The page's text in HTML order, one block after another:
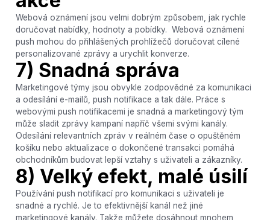
Webová oznámení jsou velmi dobrým způsobem, jak rychle
doručovat nabídky, hodnoty a pobídky. Webová oznámení
push mohou do přihlášených prohlížečů doručovat cílené
personalizované zprávy a urychlit konverze.
7) Snadná správa
Marketingové týmy jsou obvykle zodpovědné za komunikaci
a odesílání e-mailů, push notifikace a tak dále. Práce s
webovými push notifikacemi je snadná a marketingový tým
může sladit zprávy kampaní napříč všemi svými kanály.
Odesílání relevantních zpráv v reálném čase o opuštěném
košíku nebo aktualizace o dokončené transakci pomáhá
obchodníkům budovat lepší vztahy s uživateli a zákazníky.
8) Velký efekt, malé úsilí
Používání push notifikací pro komunikaci s uživateli je
snadné a rychlé. Je to efektivnější kanál než jiné
marketingové kanály. Takže můžete dosáhnout mnohem